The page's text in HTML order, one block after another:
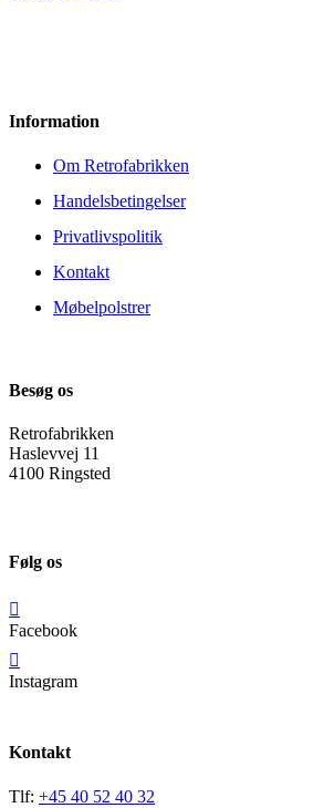
Information
Om Retrofabrikken
Handelsbetingelser
Privatlivspolitik
Kontakt
Møbelpolstrer
Besøg os
Retrofabrikken
Haslevvej 11
4100 Ringsted
Følg os
Facebook
Instagram
Kontakt
Tlf: +45 40 52 40 32